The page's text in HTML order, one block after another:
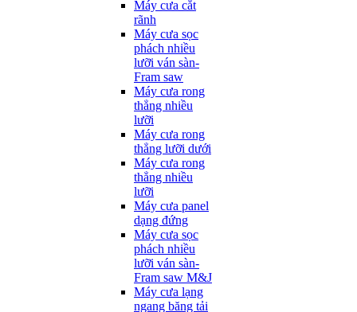
Máy cưa cắt
rãnh
Máy cưa sọc
phách nhiều
lưỡi ván sàn-
Fram saw
Máy cưa rong
thẳng nhiều
lưỡi
Máy cưa rong
thẳng lưỡi dưới
Máy cưa rong
thẳng nhiều
lưỡi
Máy cưa panel
dạng đứng
Máy cưa sọc
phách nhiều
lưỡi ván sàn-
Fram saw M&J
Máy cưa lạng
ngang băng tải